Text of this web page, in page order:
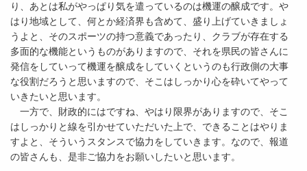
り、あとは私がやっぱり気を遣っているのは機運の醸成です。や
はり地域として、何とか経済界も含めて、盛り上げていきましょ
うよと、そのスポーツの持つ意義であったり、クラブが存在する
多面的な機能というものがありますので、それを県民の皆さんに
発信をしていって機運を醸成をしていくというのも行政側の大事
な役割だろうと思いますので、そこはしっかり心を砕いてやって
いきたいと思います。
一方で、財政的にはですね、やはり限界がありますので、そこ
はしっかりと線を引かせていただいた上で、できることはやりま
すよと、そういうスタンスで協力をしていきます。なので、報道
の皆さんも、是非ご協力をお願いしたいと思います。